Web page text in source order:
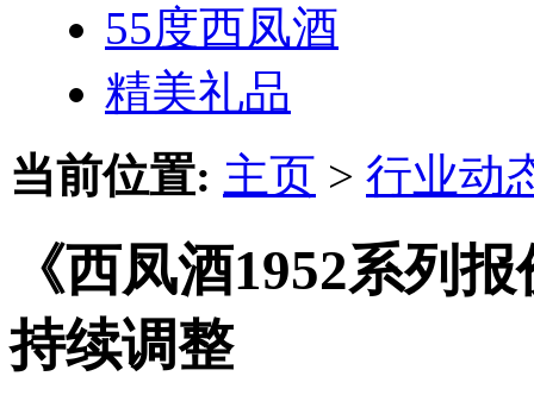
55度西凤酒
精美礼品
当前位置: 主页 > 行业动
《西凤酒1952系列
持续调整